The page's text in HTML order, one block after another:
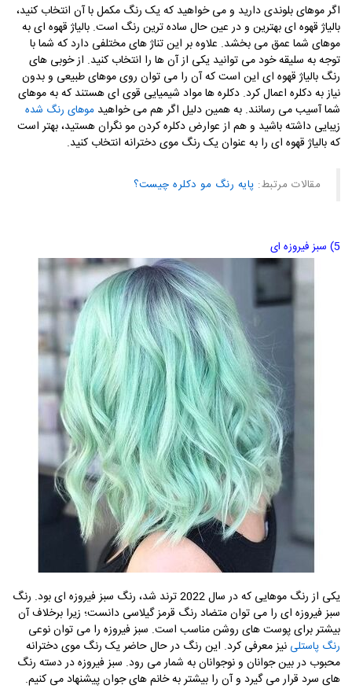
اگر موهای بلوندی دارید و می خواهید که یک رنگ مکمل با آن انتخاب کنید،
بالیاژ قهوه ای بهترین و در عین حال ساده ترین رنگ است. بالیاژ قهوه ای به
موهای شما عمق می بخشد. علاوه بر این تناژ های مختلفی دارد که شما با
توجه به سلیقه خود می توانید یکی از آن ها را انتخاب کنید. از خوبی های
رنگ بالیاژ قهوه ای این است که آن را می توان روی موهای طبیعی و بدون
نیاز به دکلره اعمال کرد. دکلره ها مواد شیمیایی قوی ای هستند که به موهای
شما آسیب می رسانند. به همین دلیل اگر هم می خواهید موهای رنگ شده
زیبایی داشته باشید و هم از عوارض دکلره کردن مو نگران هستید، بهتر است
که بالیاژ قهوه ای را به عنوان یک رنگ موی دخترانه انتخاب کنید.
مقالات مرتبط: پایه رنگ مو دکلره چیست؟
5) سبز فیروزه ای
یکی از رنگ موهایی که در سال 2022 ترند شد، رنگ سبز فیروزه ای بود. رنگ
سبز فیروزه ای را می توان متضاد رنگ قرمز گیلاسی دانست؛ زیرا برخلاف آن
بیشتر برای پوست های روشن مناسب است. سبز فیروزه را می توان نوعی
رنگ پاستلی نیز معرفی کرد. این رنگ در حال حاضر یک رنگ موی دخترانه
محبوب در بین جوانان و نوجوانان به شمار می رود. سبز فیروزه در دسته رنگ
های سرد قرار می گیرد و آن را بیشتر به خانم های جوان پیشنهاد می کنیم.